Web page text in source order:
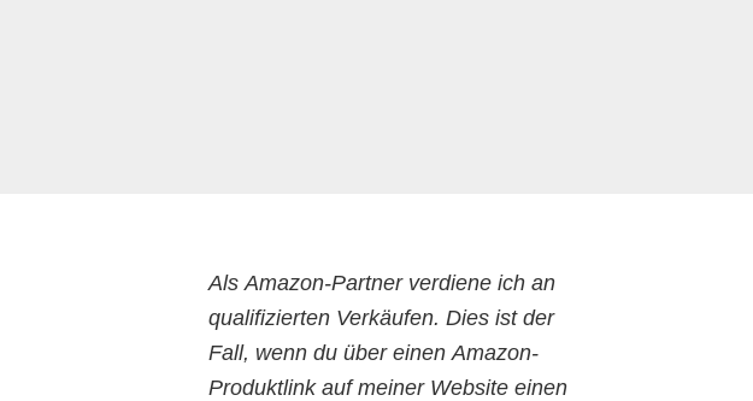
Als Amazon-Partner verdiene ich an
qualifizierten Verkäufen. Dies ist der
Fall, wenn du über einen Amazon-
Produktlink auf meiner Website einen